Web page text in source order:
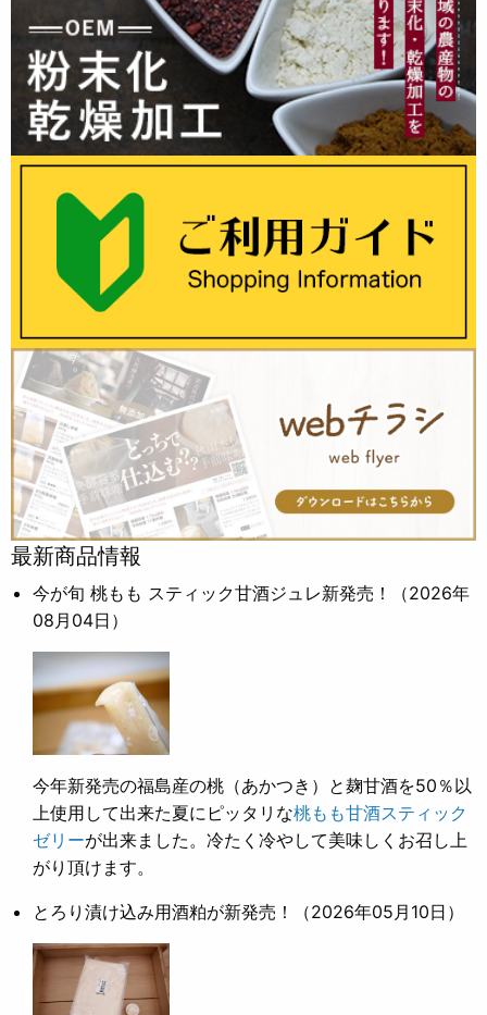
最新商品情報
今が旬 桃もも スティック甘酒ジュレ新発売！
（2026年
08月04日）
今年新発売の福島産の桃（あかつき）と麹甘酒を50％以
上使用して出来た夏にピッタリな桃もも甘酒スティック
ゼリーが出来ました。冷たく冷やして美味しくお召し上
がり頂けます。
とろり漬け込み用酒粕が新発売！ （2026年05月10日）